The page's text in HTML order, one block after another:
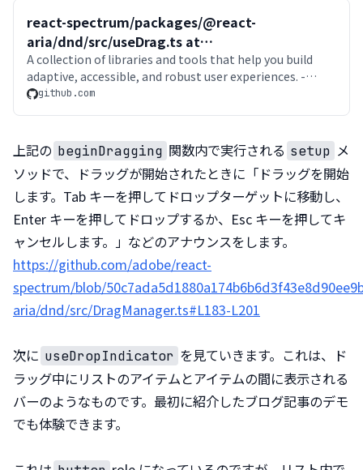
react-spectrum/packages/@react-
aria/dnd/src/useDrag.ts at
50c7ada5d1880a174b6b6d3f43e8d90ee9bd4ad8
· adobe/react-spectrum
A collection of libraries and tools that help you build
adaptive, accessible, and robust user experiences. -
adobe/react-spectrum
github.com
上記の beginDragging 関数内で実行される setup メ
ソッドで、ドラッグが開始されたときに「ドラッグを開始
します。Tab キーを押してドロップターゲットに移動し、
Enter キーを押してドロップするか、Esc キーを押してキ
https://github.com/adobe/react-
spectrum/blob/
aria/dnd/src/DragManager.ts#L183-L201
次に useDropIndicator を見ていきます。これは、ド
ラッグ中にリストのアイテムとアイテムの間に表示される
バーのようなものです。最初に紹介したブログ記事のデモ
でも体験できます。